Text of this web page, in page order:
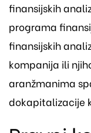
finansijskih
programa
finansijskih
kompanija ili
aranžmanima
dokapitalizacije